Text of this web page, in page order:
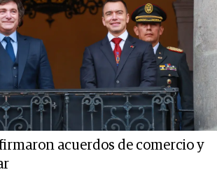
acuerdos de comercio y